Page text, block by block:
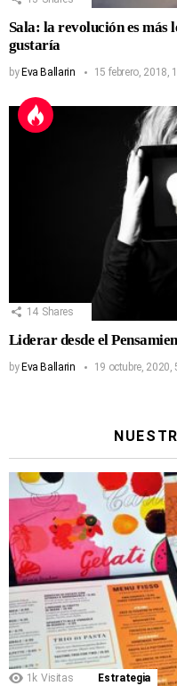
Sala: la revolución es más
gustaría
by Eva Ballarin 15 febrero, 2018,
14 Shares
Liderar desde el
by Eva Ballarin 19 octubre, 2020,
1k Visitas Estrategia